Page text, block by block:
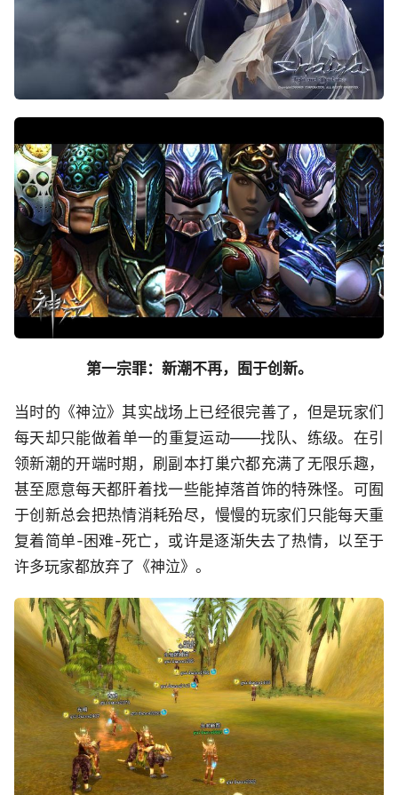
第一宗罪：新潮不再，囿于创新。
当时的《神泣》其实战场上已经很完善了，但是玩家们
每天却只能做着单一的重复运动——找队、练级。在引
领新潮的开端时期，刷副本打巢穴都充满了无限乐趣，
甚至愿意每天都肝着找一些能掉落首饰的特殊怪。可囿
于创新总会把热情消耗殆尽，慢慢的玩家们只能每天重
复着简单-困难-死亡，或许是逐渐失去了热情，以至于
许多玩家都放弃了《神泣》。